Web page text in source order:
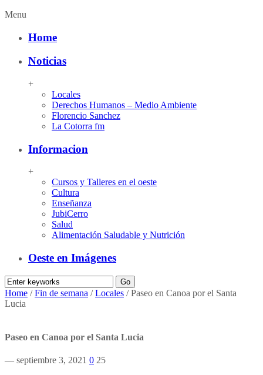
Menu
Home
Noticias
+
Locales
Derechos Humanos – Medio Ambiente
Florencio Sanchez
La Cotorra fm
Informacion
+
Cursos y Talleres en el oeste
Cultura
Enseñanza
JubiCerro
Salud
Alimentación Saludable y Nutrición
Oeste en Imágenes
Home /Fin de semana /Locales /Paseo en Canoa por el Santa
Lucia
Paseo en Canoa por el Santa Lucia
— septiembre 3, 2021 0 25